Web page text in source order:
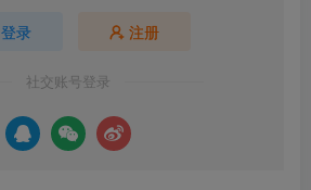
登录 注册
社交账号登录